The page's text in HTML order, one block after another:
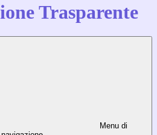
Trasparente
Menu di